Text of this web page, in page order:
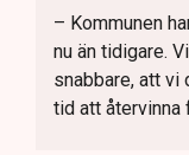
– Kommunen
nu än tidigare.
snabbare, att
tid att återvinna